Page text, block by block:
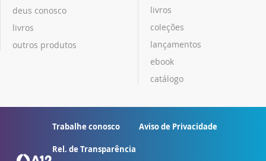
deus conosco
livros
outros produtos
livros
coleções
lançamentos
ebook
catálogo
Trabalhe conosco Aviso de Privacidade
Rel. de Transparência